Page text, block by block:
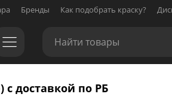
Бренды Как подобрать краску?
с доставкой по РБ